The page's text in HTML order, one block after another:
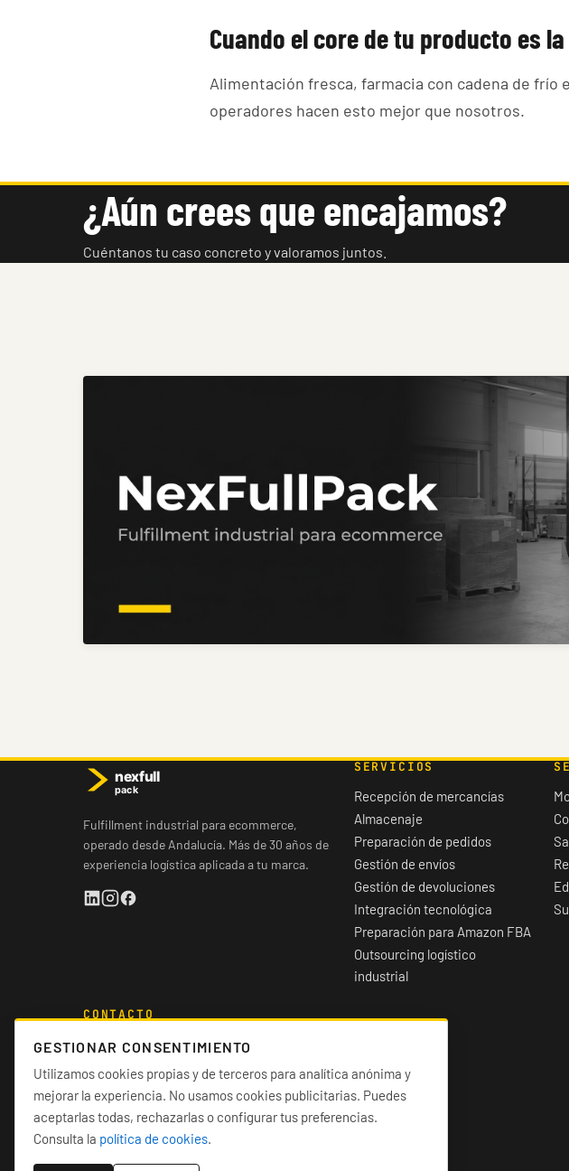
Cuando el core de tu producto es
Alimentación fresca, farmacia con cadena de
operadores hacen esto mejor que nosotros.
¿Aún crees que encajamos?
Cuéntanos tu caso concreto y valoramos juntos.
Fulfillment industrial para ecommerce,
operado desde Andalucía. Más de 30 años de
experiencia logística aplicada a tu marca.
SERVICIOS
Recepción de mercancías
Almacenaje
Preparación de pedidos
Gestión de envíos
Gestión de devoluciones
Integración tecnológica
Preparación para Amazon FBA
Outsourcing logístico
industrial
CONTACTO
660 998 018
informacion@nexfullpack.com
Calle Torneros, Pol. Ind. Cañada de la
Fuente, 23600 Martos (Jaén)
Pide propuesta
GESTIONAR CONSENTIMIENTO
Utilizamos cookies propias y de terceros para analítica anónima y
mejorar la experiencia. No usamos cookies publicitarias. Puedes
aceptarlas todas, rechazarlas o configurar tus preferencias.
Consulta la política de cookies.